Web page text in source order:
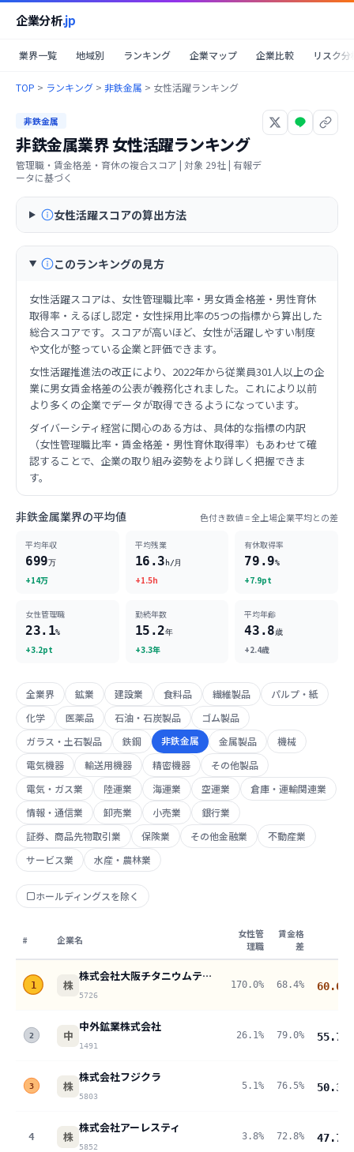
企業分析.jp
業界一覧 地域別 ランキング 企業マップ 企業比較 リスク分
TOP > ランキング > 非鉄金属 > 女性活躍ランキング
非鉄金属
非鉄金属業界女性活躍ランキング
管理職・賃金格差・育休の複合スコア | 対象 29社 | 有報デ
ータに基づく
女性活躍スコアの算出方法
このランキングの見方
女性活躍スコアは、女性管理職比率・男女賃金格差・男性育休
取得率・えるぼし認定・女性採用比率の5つの指標から算出した
総合スコアです。スコアが高いほど、女性が活躍しやすい制度
や文化が整っている企業と評価できます。
女性活躍推進法の改正により、2022年から従業員301人以上の企
業に男女賃金格差の公表が義務化されました。これにより以前
より多くの企業でデータが取得できるようになっています。
ダイバーシティ経営に関心のある方は、具体的な指標の内訳
（女性管理職比率・賃金格差・男性育休取得率）もあわせて確
認することで、企業の取り組み姿勢をより詳しく把握できま
す。
非鉄金属業界の平均値 色付き数値 = 全上場企業平均との差
平均年収
699万
+14万
平均残業
16.3h/月
+1.5h
有休取得率
79.9%
+7.9pt
女性管理職
23.1%
+3.2pt
勤続年数
15.2年
+3.3年
平均年齢
43.8歳
+2.4歳
全業界 鉱業 建設業 食料品 繊維製品
パルプ・紙
化学
医薬品 石油・石炭製品
ゴム製品
ガラス・土石製品
鉄鋼 非鉄金属 金属製品
機械
電気機器
輸送用機器 精密機器
その他製品
電気・ガス業
陸運業 海運業 空運業
倉庫・運輸関連業
情報・通信業
卸売業 小売業
銀行業
証券、商品先物取引業
保険業 その他金融業
不動産業
サービス業
水産・農林業
ホールディングスを除く
# 企業名
女性管
理職
賃金格
差
1 株
株式会社大阪チタニウムテクノロジーズ
5726
170.0% 68.4% 60.6
2 中
中外鉱業株式会社
1491
26.1% 79.0% 55.7
3 株
株式会社フジクラ
5803
5.1% 76.5% 50.3
4 株
株式会社アーレスティ
5852
3.8% 72.8% 47.7